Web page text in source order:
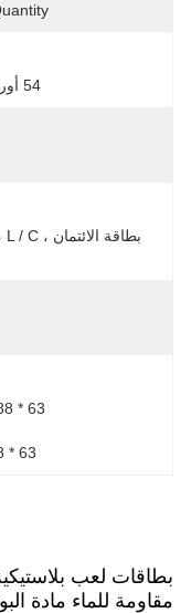
54 أوراق اللعب في صندوق ورقي مغلف بالتشيلو
63 * 88 مم كلا الجانبين بطاقات اللعب المخصصة
63 * 88 مم بطاقات اللعب المخصصة كلا الجانبين
مقاومة للماء مادة